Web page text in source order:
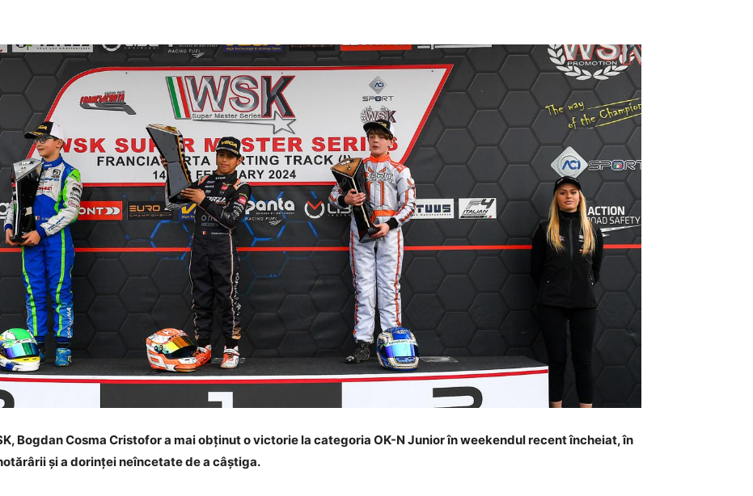
Bogdan Cosma Cristofor a mai obținut o victorie la categoria OK-N Junior în weekendul recent încheiat, în
și a dorinței neîncetate de a câștiga.